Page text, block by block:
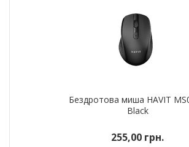
Бездротова миша HAVIT
Black
255,00 грн.